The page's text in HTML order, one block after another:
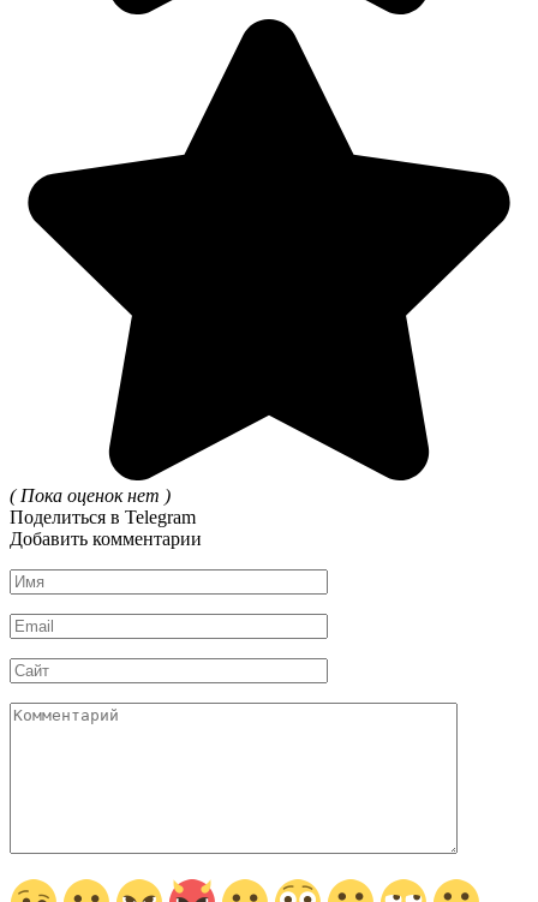
( Пока оценок нет )
Поделиться в Telegram
Добавить комментарии
Имя
*
Email
*
Сайт
Комментарий